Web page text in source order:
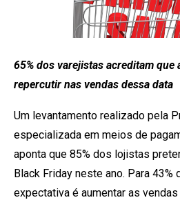
65% dos varejistas acreditam que
repercutir nas vendas dessa data
Um levantamento realizado pela
especializada em meios de
aponta que 85% dos lojistas
Black Friday neste ano. Para
expectativa é aumentar as